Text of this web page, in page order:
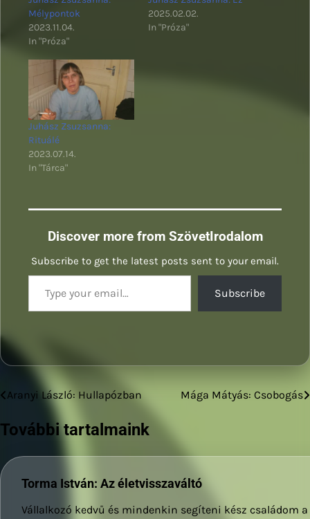
Mélypontok
2023.11.04.
In "Próza"
2025.02.02.
In "Próza"
Juhász Zsuzsanna:
Rituálé
2023.07.14.
In "Tárca"
Discover more from SzövetIrodalom
Subscribe to get the latest posts sent to your email.
Type your email…
Subscribe
Bejegyzés
navigáció
Aranyi László: Hullapózban Mága Mátyás: Csobogás
További tartalmaink
Torma István: Az életvisszaváltó
Vállalkozó kedvű és mindenkin segíteni kész családom